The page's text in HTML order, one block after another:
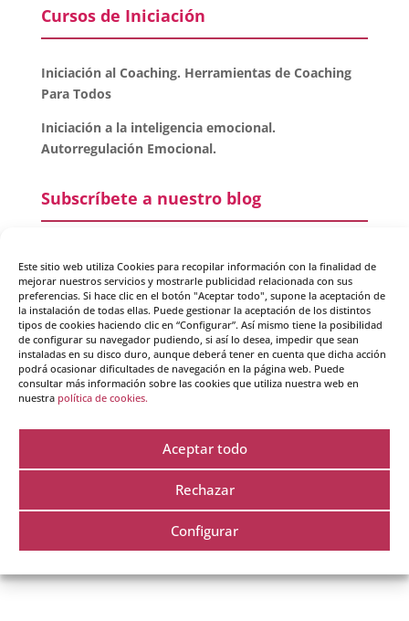
Este sitio web utiliza Cookies para recopilar información con la finalidad de
mejorar nuestros servicios y mostrarle publicidad relacionada con sus
preferencias. Si hace clic en el botón "Aceptar todo", supone la aceptación de
la instalación de todas ellas. Puede gestionar la aceptación de los distintos
tipos de cookies haciendo clic en “Configurar”. Así mismo tiene la posibilidad
de configurar su navegador pudiendo, si así lo desea, impedir que sean
instaladas en su disco duro, aunque deberá tener en cuenta que dicha acción
podrá ocasionar dificultades de navegación en la página web. Puede
consultar más información sobre las cookies que utiliza nuestra web en
nuestra política de cookies.
Aceptar todo
Rechazar
Configurar
Cursos de Iniciación
Iniciación al Coaching. Herramientas de Coaching
Para Todos
Iniciación a la inteligencia emocional.
Autorregulación Emocional.
Subscríbete a nuestro blog
He leído y acepto lapolítica de protección de datos
Crearte Coaching utiliza tus datos para enviarte información de
ellos, rectificarlos y suprimirlos como se explica en nuestra